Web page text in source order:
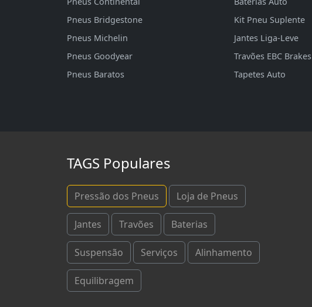
Pneus Bridgestone
Pneus Michelin
Pneus Goodyear
Pneus Baratos
Kit Pneu Suplente
Jantes Liga-Leve
Travões EBC Brakes
Tapetes Auto
TAGS Populares
Pressão dos Pneus Loja de Pneus
Jantes Travões Baterias
Suspensão Serviços Alinhamento
Equilibragem